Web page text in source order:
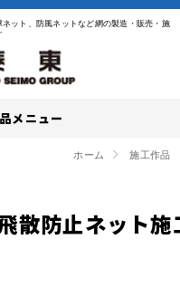
ット、防風ネットなど網の製造・販売・施
ホーム 施工作品
散防止ネット施